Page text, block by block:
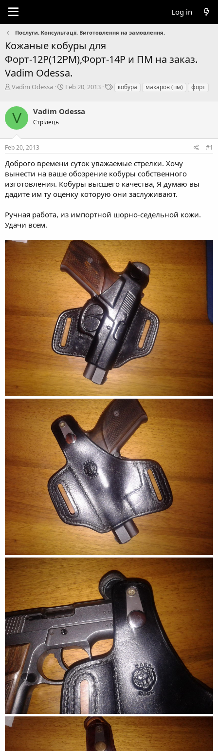
Log in
Послуги. Консультації. Виготовлення на замовлення.
Кожаные кобуры для
Форт-12Р(12РМ),Форт-14Р и ПМ на заказ.
Vadim Odessa.
T
e
a
d
s
t
r
t
e
r
Vadim Odessa
S
r
a
Feb 20, 2013
Tкобура макаров (пм) форт
V Vadim Odessa
Стрілець
Feb 20, 2013 #1
Доброго времени суток уважаемые стрелки. Хочу
вынести на ваше обозрение кобуры собственного
изготовления. Кобуры высшего качества, Я думаю вы
дадите им ту оценку которую они заслуживают.
Ручная работа, из импортной шорно-седельной кожи.
Удачи всем.